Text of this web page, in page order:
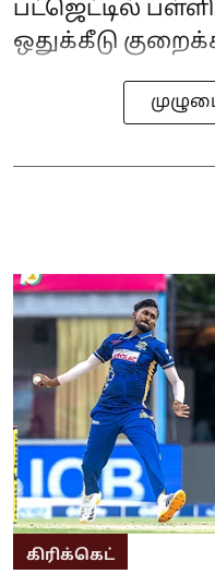
பட்ஜெட்டில்
ஒதுக்கீடு
கிரிக்கெட்